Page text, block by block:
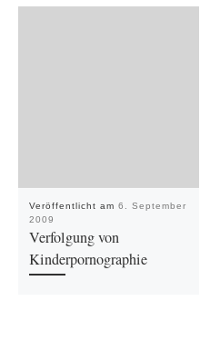
Veröffentlicht am 6. September
2009
Verfolgung von
Kinderpornographie